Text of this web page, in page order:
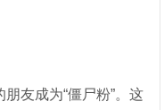
友成为“僵尸粉”。这